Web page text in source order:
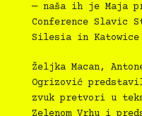
— naša ih je Maja
Conference Slavic
Silesia in Katowice
Željka Macan,
Ogrizović
zvuk pretvori u